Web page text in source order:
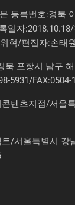
등록번호:경북
일자
혁/편집자:손태원
북 포항시 남구
5931/FAX:0504-
텐츠지점/서울
/서울특별시 강